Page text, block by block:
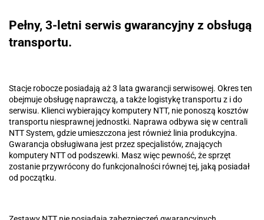
Pełny, 3-letni serwis gwarancyjny z obsługą
transportu.
Stacje robocze posiadają aż 3 lata gwarancji serwisowej. Okres ten
obejmuje obsługę naprawczą, a także logistykę transportu z i do
serwisu. Klienci wybierający komputery NTT, nie ponoszą kosztów
transportu niesprawnej jednostki. Naprawa odbywa się w centrali
NTT System, gdzie umieszczona jest również linia produkcyjna.
Gwarancja obsługiwana jest przez specjalistów, znających
komputery NTT od podszewki. Masz więc pewność, że sprzęt
zostanie przywrócony do funkcjonalności równej tej, jaką posiadał
od początku.